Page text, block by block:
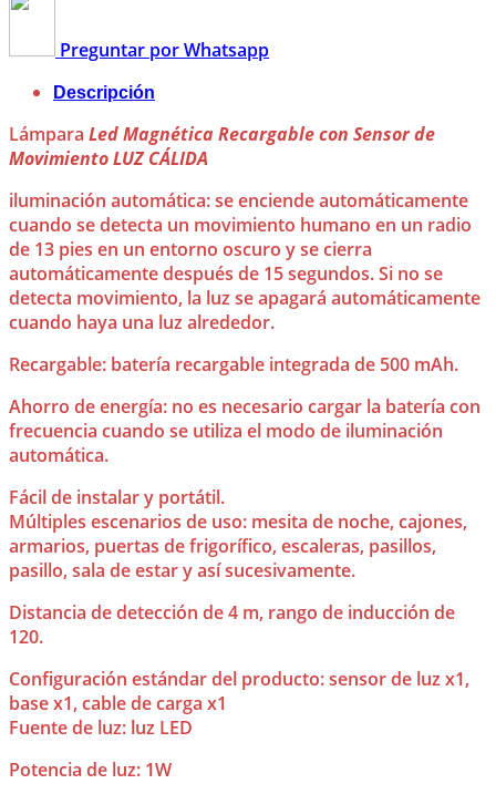
Preguntar por Whatsapp
Descripción
Lámpara Led Magnética Recargable con Sensor de
Movimiento LUZ CÁLIDA
iluminación automática: se enciende automáticamente
cuando se detecta un movimiento humano en un radio
de 13 pies en un entorno oscuro y se cierra
automáticamente después de 15 segundos. Si no se
detecta movimiento, la luz se apagará automáticamente
cuando haya una luz alrededor.
Recargable: batería recargable integrada de 500 mAh.
Ahorro de energía: no es necesario cargar la batería con
frecuencia cuando se utiliza el modo de iluminación
automática.
Fácil de instalar y portátil.
Múltiples escenarios de uso: mesita de noche, cajones,
armarios, puertas de frigorífico, escaleras, pasillos,
pasillo, sala de estar y así sucesivamente.
Distancia de detección de 4 m, rango de inducción de
120.
Configuración estándar del producto: sensor de luz x1,
base x1, cable de carga x1
Fuente de luz: luz LED
Potencia de luz: 1W